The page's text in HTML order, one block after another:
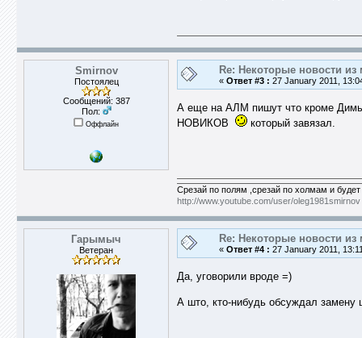
Smirnov
Постоялец
Сообщений: 387
Пол:
Оффлайн
Re: Некоторые новости
« Ответ #3 : 27 January 2011,
А еще на АЛМ пишут что кроме
НОВИКОВ
который завязал.
Срезай по полям ,срезай по холмам и
http://www.youtube.com/user/oleg1981smirnov
Гарымыч
Ветеран
Re: Некоторые новости
« Ответ #4 : 27 January 2011,
Да, уговорили вроде =)
А што, кто-нибудь обсуждал замену